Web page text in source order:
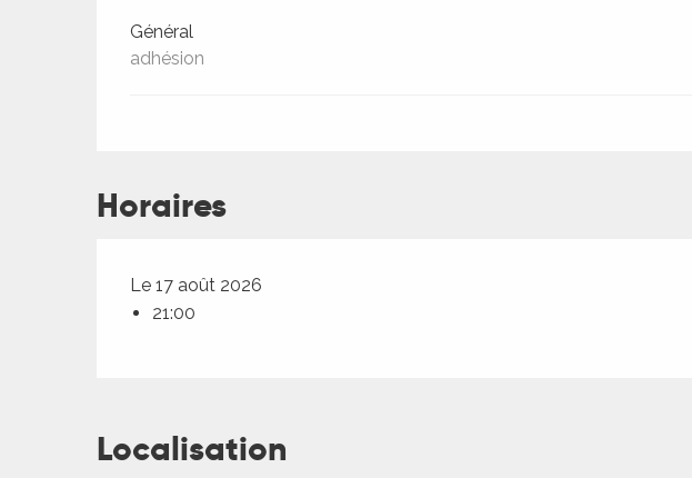
Général
adhésion
Horaires
Le 17 août 2026
21:00
Localisation